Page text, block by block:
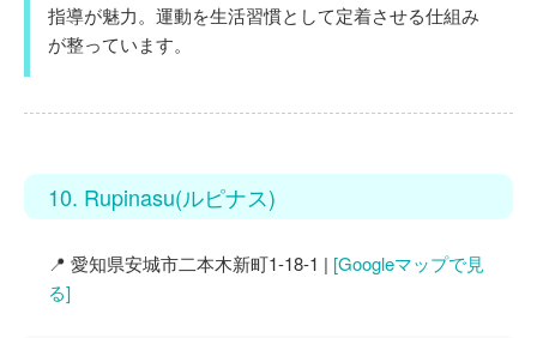
指導が魅力。運動を生活習慣として定着させる仕組み
が整っています。
10. Rupinasu(ルピナス)
📍 愛知県安城市二本木新町1-18-1 | [Googleマップで見
る]